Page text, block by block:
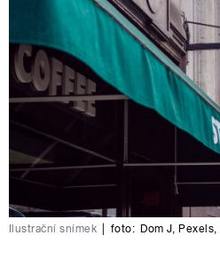
Ilustrační snímek foto: Dom J ,Pexels